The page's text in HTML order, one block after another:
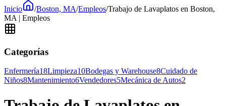
Inicio /Boston, MA/Empleos/Trabajo de Lavaplatos en Boston,
MA | Empleos
Categorías
Enfermería18Limpieza10Bodegas y Warehouse8Cuidado de
Niños8Mantenimiento6Vendedores5Mecánica de Autos2